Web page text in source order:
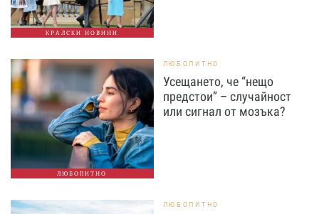
КРАЛСКИ НОВИНИ
ЛЮБОПИТНО
ЛЮБОПИТНО
Усещането, че “нещо
предстои” – случайност
или сигнал от мозъка?
ЛЮБОПИТНО